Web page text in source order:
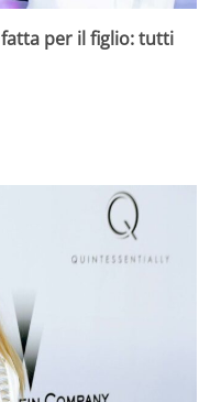
fatta per il figlio: tutti